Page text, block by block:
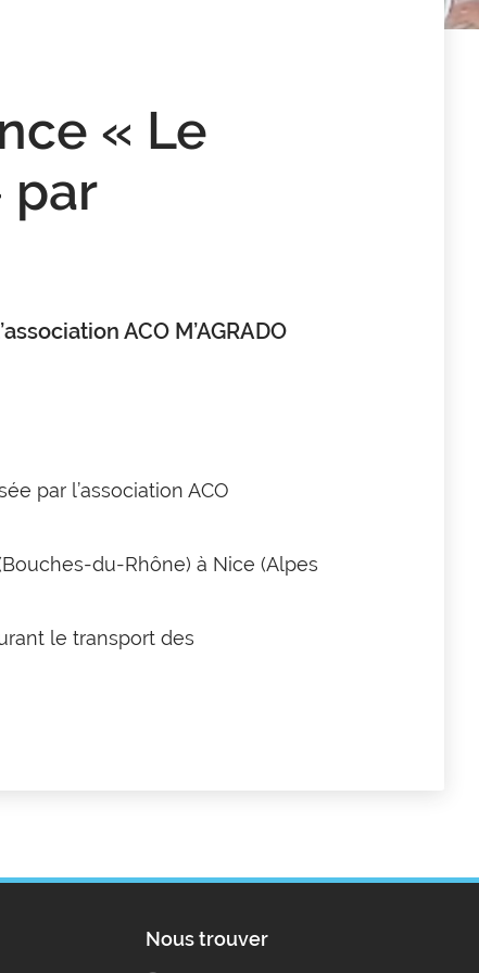
« Le
par
ACO M’AGRADO
par l’association ACO
du-Rhône) à Nice (Alpes
le transport des
Nous trouver